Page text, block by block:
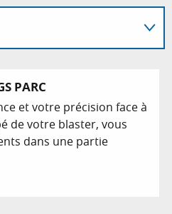
PARC
et votre précision face à
de votre blaster, vous
dans une partie